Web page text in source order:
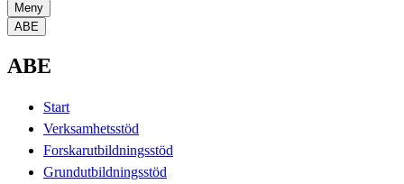
Meny
ABE
ABE
Start
Verksamhetsstöd
Forskarutbildningsstöd
Grundutbildningsstöd